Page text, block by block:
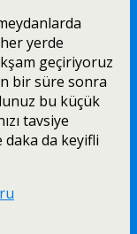
yerde
geçiriyoruz
bir süre sonra
bu küçük
tavsiye
daka da keyifli